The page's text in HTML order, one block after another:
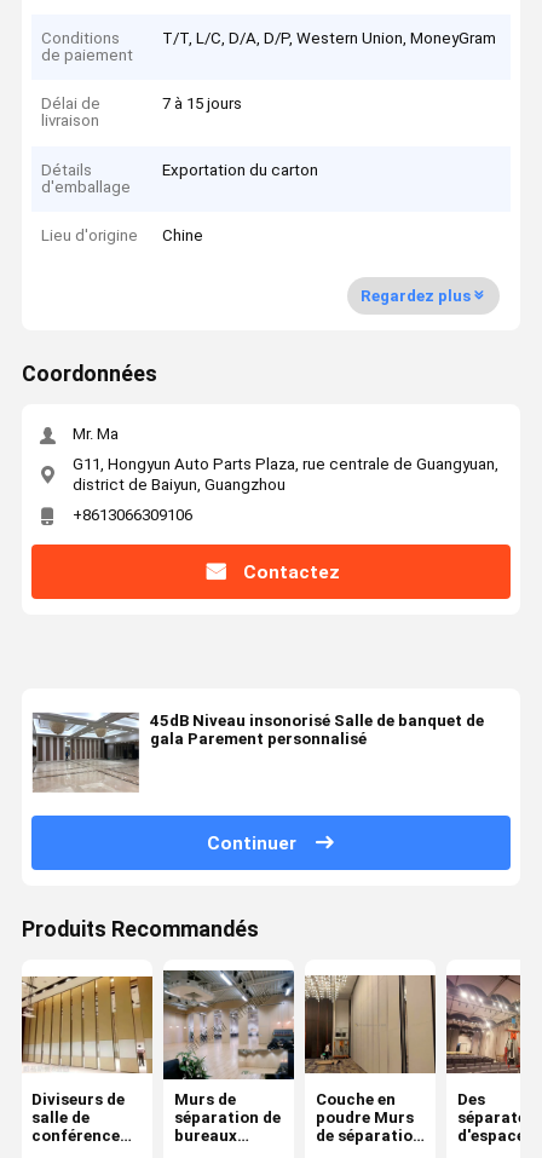
Conditions
de paiement
T/T, L/C, D/A, D/P, Western Union, MoneyGram
Délai de
livraison
7 à 15 jours
Détails
d'emballage
Exportation du carton
Lieu d'origine Chine
Regardez plus
Coordonnées
Mr. Ma
G11, Hongyun Auto Parts Plaza, rue centrale de Guangyuan,
district de Baiyun, Guangzhou
+8613066309106
Contactez
45dB Niveau insonorisé Salle de banquet de
gala Parement personnalisé
Continuer
Produits Recommandés
Diviseurs de
salle de
conférence
Murs de
séparation de
bureaux
Couche en
poudre Murs
de séparation
Des
d'espace